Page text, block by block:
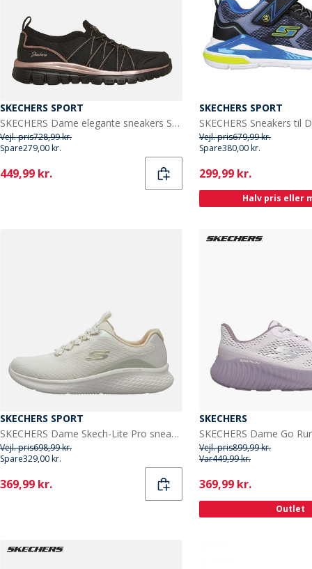
SKECHERS SPORT
SKECHERS Dame elegante sneakers Sort
Vejl. pris728,99 kr.
Spare279,00 kr.
Current
449,99 kr.
SKECHERS SPORT
Vejl. pris679,99 kr.
Spare380,00 kr.
Current
299,99 kr.
Halv pris eller
SKECHERS SPORT
SKECHERS Dame Skech-Lite Pro sneakers offwhite Offwhite
Vejl. pris698,99 kr.
Spare329,00 kr.
Current
369,99 kr.
SKECHERS
Vejl. pris899,99 kr.
Var449,99 kr.
Current
369,99 kr.
Outlet